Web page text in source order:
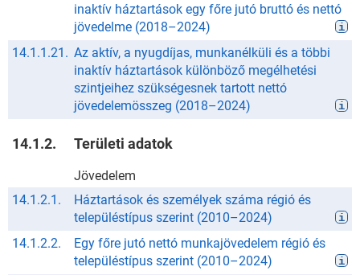
inaktív háztartások egy főre jutó bruttó és nettó
jövedelme (2018–2024)
14.1.1.21. Az aktív, a nyugdíjas, munkanélküli és a többi
inaktív háztartások különböző megélhetési
szintjeihez szükségesnek tartott nettó
jövedelemösszeg (2018–2024)
14.1.2. Területi adatok
Jövedelem
14.1.2.1.
Háztartások és személyek száma régió és
településtípus szerint (2010–2024)
14.1.2.2.
Egy főre jutó nettó munkajövedelem régió és
településtípus szerint (2010–2024)